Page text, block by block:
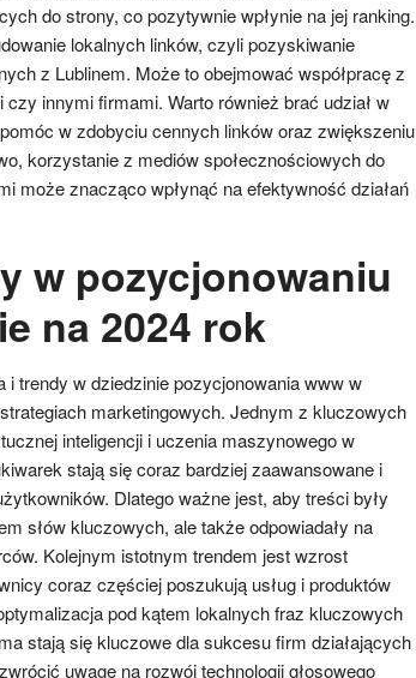
do strony, co pozytywnie wpłynie na jej ranking.
lokalnych linków, czyli pozyskiwanie
z Lublinem. Może to obejmować współpracę z
innymi firmami. Warto również brać udział w
w zdobyciu cennych linków oraz zwiększeniu
korzystanie z mediów społecznościowych do
może znacząco wpłynąć na efektywność działań
w pozycjonowaniu
na 2024 rok
trendy w dziedzinie pozycjonowania www w
marketingowych. Jednym z kluczowych
inteligencji i uczenia maszynowego w
stają się coraz bardziej zaawansowane i
Dlatego ważne jest, aby treści były
słów kluczowych, ale także odpowiadały na
Kolejnym istotnym trendem jest wzrost
coraz częściej poszukują usług i produktów
pod kątem lokalnych fraz kluczowych
stają się kluczowe dla sukcesu firm działających
uwagę na rozwój technologii głosowego